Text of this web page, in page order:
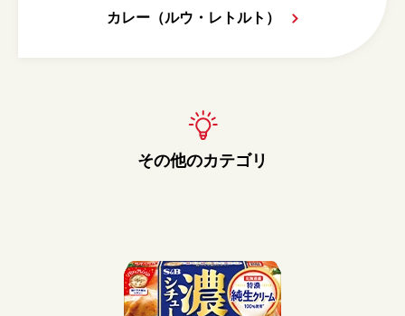
カレー（ルウ・レトルト）
その他のカテゴリ